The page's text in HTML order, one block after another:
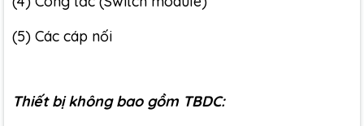
(5) Các cáp nối
Thiết bị không bao gồm TBDC: